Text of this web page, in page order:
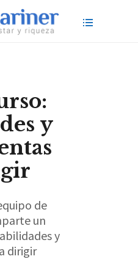
y
de
un
y
dirigir